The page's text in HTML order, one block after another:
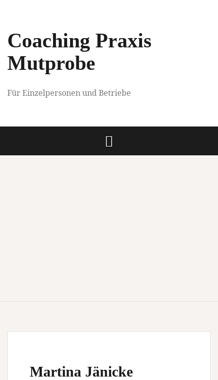
Coaching Praxis
Mutprobe
Für Einzelpersonen und Betriebe
Martina Jänicke